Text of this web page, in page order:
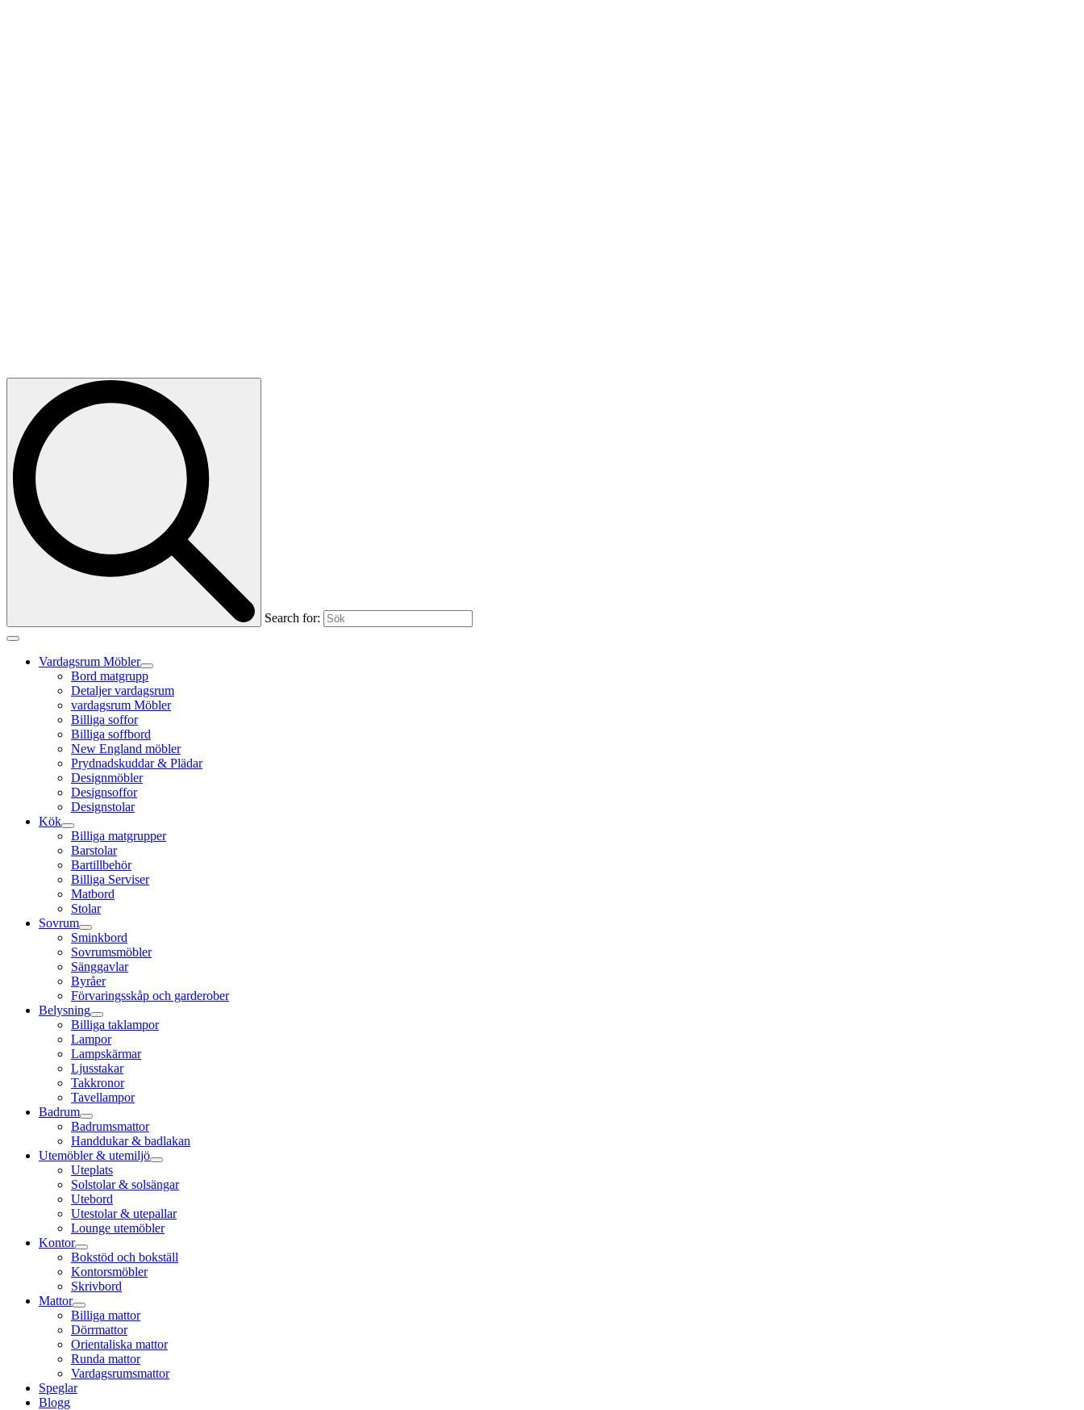
Search for:
Vardagsrum Möbler
Bord matgrupp
Detaljer vardagsrum
vardagsrum Möbler
Billiga soffor
Billiga soffbord
New England möbler
Prydnadskuddar & Plädar
Designmöbler
Designsoffor
Designstolar
Kök
Billiga matgrupper
Barstolar
Bartillbehör
Billiga Serviser
Matbord
Stolar
Sovrum
Sminkbord
Sovrumsmöbler
Sänggavlar
Byråer
Förvaringsskåp och garderober
Belysning
Billiga taklampor
Lampor
Lampskärmar
Ljusstakar
Takkronor
Tavellampor
Badrum
Badrumsmattor
Handdukar & badlakan
Utemöbler & utemiljö
Uteplats
Solstolar & solsängar
Utebord
Utestolar & utepallar
Lounge utemöbler
Kontor
Bokstöd och bokställ
Kontorsmöbler
Skrivbord
Mattor
Billiga mattor
Dörrmattor
Orientaliska mattor
Runda mattor
Vardagsrumsmattor
Speglar
Blogg